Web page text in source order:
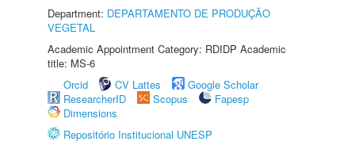
Department: DEPARTAMENTO DE PRODUÇÃO
VEGETAL
Academic Appointment Category: RDIDP Academic
title: MS-6
Orcid
CV Lattes
Google Scholar
ResearcherID
Scopus
Fapesp
Dimensions
Repositório Institucional UNESP